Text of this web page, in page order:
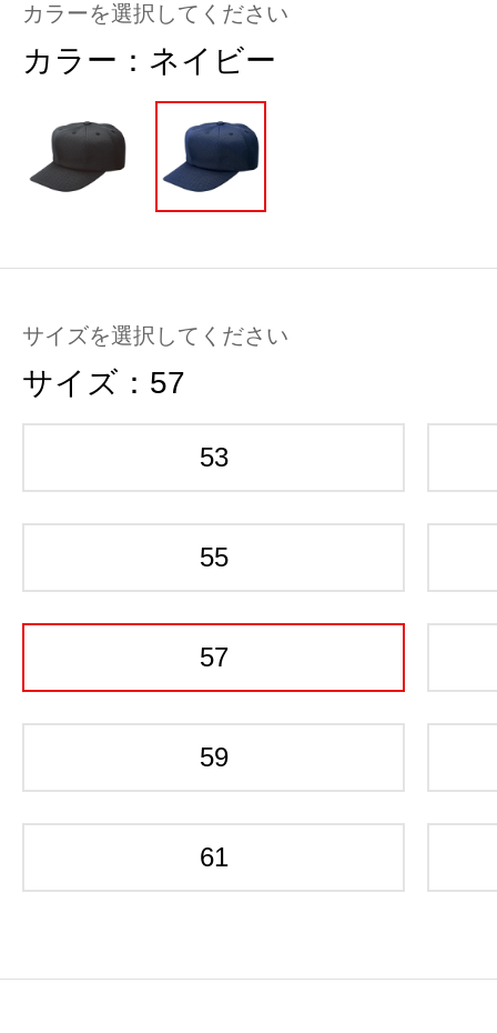
カラーを選択してください
カラー： ネイビー
サイズを選択してください
サイズ： 57
53
55
57
59
61